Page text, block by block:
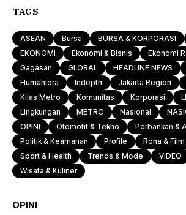
TAGS
ASEAN Bursa BURSA & KORPORASI
EKONOMI
Ekonomi & Bisnis Ekonomi
Gagasan
GLOBAL HEADLINE NEWS
Humaniora
Indepth Jakarta Region
Kilas Metro
Komunitas Korporasi
Lingkungan
METRO Nasional
OPINI
Otomotif & Tekno
Perbankan &
Politik & Keamanan
Profile Rona & Film
Sport & Health
Trends & Mode
VIDEO
Wisata & Kuliner
OPINI